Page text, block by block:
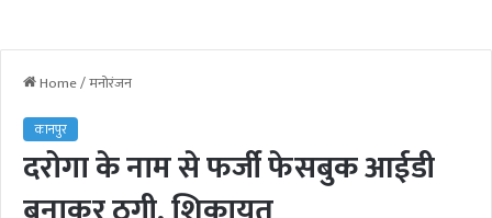
Home/मनोरंजन
कानपुर
दरोगा के नाम से फर्जी फेसबुक आईडी